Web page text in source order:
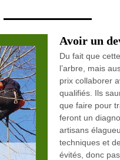
Avoir un
Du fait que
l’arbre, mais
prix collaborer
qualifiés. Ils
que faire pour
feront un
artisans
techniques et
évités, donc